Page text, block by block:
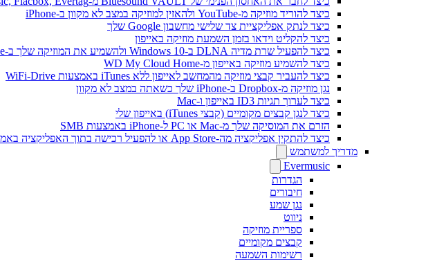
כיצד להוריד מוזיקה מ-YouTube ולהאזין למוזיקה במצב לא מקוון ב-iPhone
כיצד לנתק אפליקציית צד שלישי מחשבון Google שלך
כיצד להקליט וידאו בזמן השמעת מוזיקה באייפון
כיצד להפעיל שרת מדיה DLNA ב-Windows 10 ולהשמיע את המוזיקה שלך ב-iPhone
כיצד להשמיע מוזיקה באייפון מ-WD My Cloud Home
כיצד להעביר קבצי מוזיקה מהמחשב לאייפון ללא iTunes באמצעות WiFi-Drive
נגן מוזיקה מ-Dropbox ב-iPhone שלך כשאתה במצב לא מקוון
כיצד לערוך תגיות ID3 באייפון ו-Mac
כיצד לנגן קבצים מקומיים (קבצי iTunes) באייפון שלי
הזרם את המוסיקה שלך מ-Mac או PC ל-iPhone באמצעות SMB
כיצד להתקין אפליקציה מה-App Store או להפעיל רכישה בתוך האפליקציה באמצעות קוד פרומו
מדריך למשתמש
Evermusic
הגדרות
חיבורים
נגן שמע
ניווט
ספריית מוזיקה
קבצים מקומיים
רשימות השמעה